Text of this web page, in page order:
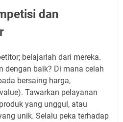
dan
belajarlah dari mereka.
dengan baik? Di mana celah
bersaing harga,
Tawarkan pelayanan
yang unggul, atau
unik. Selalu peka terhadap